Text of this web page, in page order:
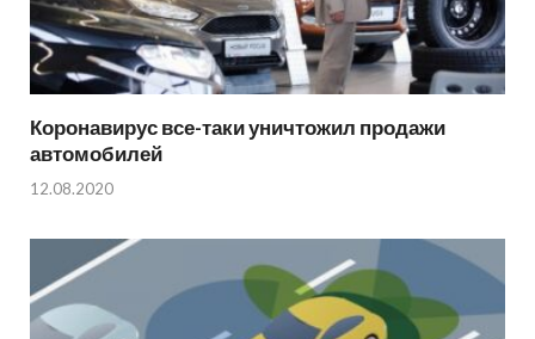
Коронавирус все-таки уничтожил продажи
автомобилей
12.08.2020